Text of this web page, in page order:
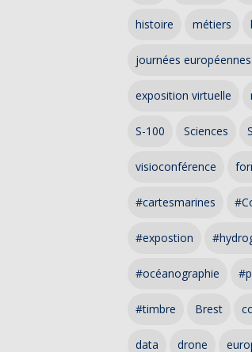
histoire métiers
journées
exposition virtuelle
S-100 Sciences
visioconférence
#cartesmarines
#expostion
#océanographie
#timbre Brest
data drone